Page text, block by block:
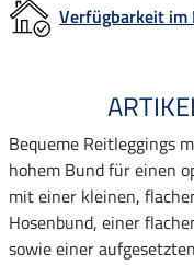
Verfügbarkeit im
Bequeme Reitleggings
hohem Bund für einen
mit einer kleinen,
Hosenbund, einer
sowie einer